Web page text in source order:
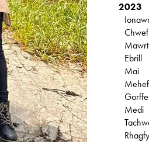
2023
Ebrill
Mai
Medi